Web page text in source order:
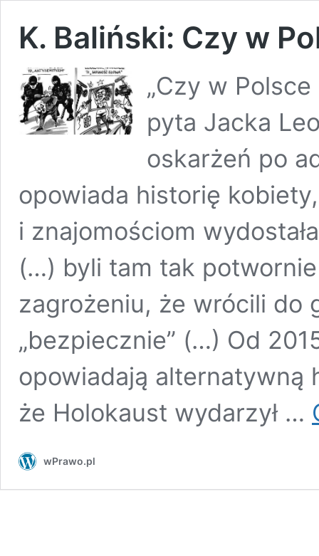
K. Baliński: Czy w
„Czy w
pyta Jacka
oskarżeń po
opowiada historię
i znajomościom
(…) byli tam tak
zagrożeniu, że wrócili do
„bezpiecznie” (…) Od
opowiadają alternatywną
że Holokaust wydarzył …
wPrawo.pl